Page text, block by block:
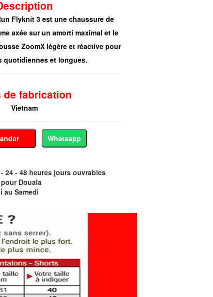
Flyknit 3 est une chaussure de
axée sur un amorti maximal et le
ZoomX légère et réactive pour
quotidiennes et longues.
de fabrication
Vietnam
Whatsapp
- 48 heures jours ouvrables
Douala
Samedi